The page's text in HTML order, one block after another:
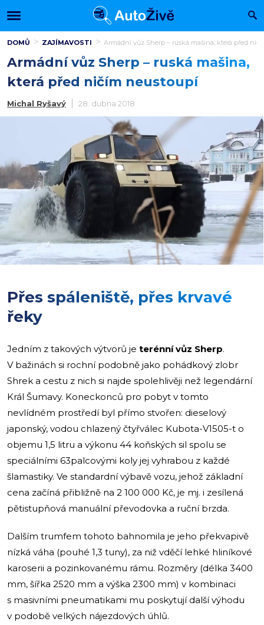
DOMŮ ZAJÍMAVOSTI Armádní vůz Sherp – ruská mašina, která před
Armádní vůz Sherp – ruská mašina,
která před ničím neustoupí
Michal Ryšavý 28. dubna 2018
Přes spáleniště, přes krvavé
řeky
Jedním z takových výtvorů je terénní vůz Sherp.
V bažinách si rochní podobně jako pohádkový zlobr
Shrek a cestu z nich si najde spolehlivěji než legendární
Král Šumavy. Koneckonců pro pobyt v tomto
nevlídném prostředí byl přímo stvořen: dieselový
japonský, vodou chlazený čtyřválec Kubota-V1505-t o
objemu 1,5 litru a výkonu 44 koňských sil spolu se
speciálními 63palcovými koly jej vyhrabou z každé
šlamastiky. Ve standardní výbavě vozu, jehož základní
cena začíná přibližně na 2 100 000 Kč, je mj. i zesílená
pětistupňová manuální převodovka a ruční brzda.
Dalším trumfem tohoto bahnomila je jeho překvapivě
nízká váha (pouhé 1,3 tuny), za niž vděčí lehké hliníkové
karoserii a pozinkovanému rámu. Rozměry (délka 3400
mm, šířka 2520 mm a výška 2300 mm) v kombinaci
s masivními pneumatikami mu poskytují další výhodu
v podobě velkých nájezdových úhlů.